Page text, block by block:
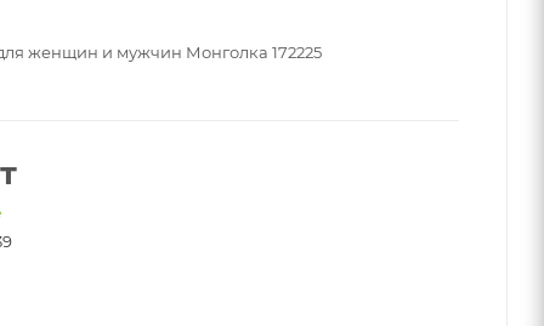
женщин и мужчин Монголка 172225